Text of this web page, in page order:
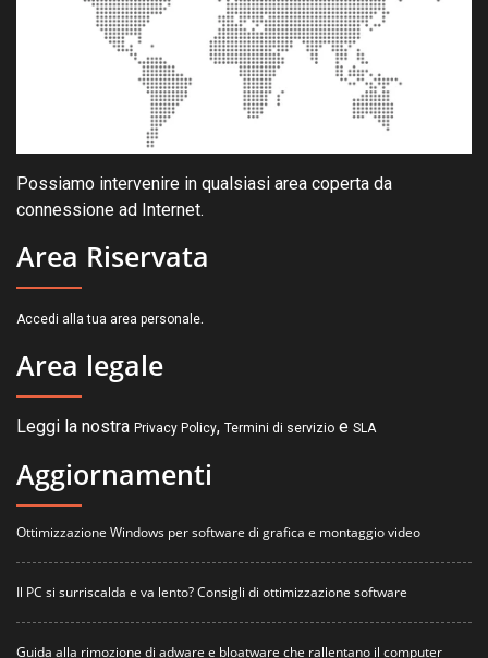
Possiamo intervenire in qualsiasi area coperta da
connessione ad Internet.
Area Riservata
Accedi alla tua area personale.
Area legale
Leggi la nostra Privacy Policy, Termini di servizio e SLA
Aggiornamenti
Ottimizzazione Windows per software di grafica e montaggio video
Il PC si surriscalda e va lento? Consigli di ottimizzazione software
Guida alla rimozione di adware e bloatware che rallentano il computer